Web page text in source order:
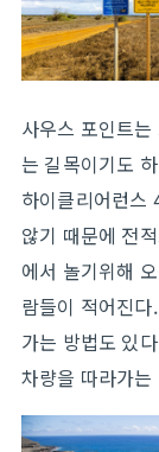
사우스 포인트
는 길목이기도
하이클리어런스
않기 때문에 전
에서 놀기위해
람들이 적어진
가는 방법도 있
차량을 따라가